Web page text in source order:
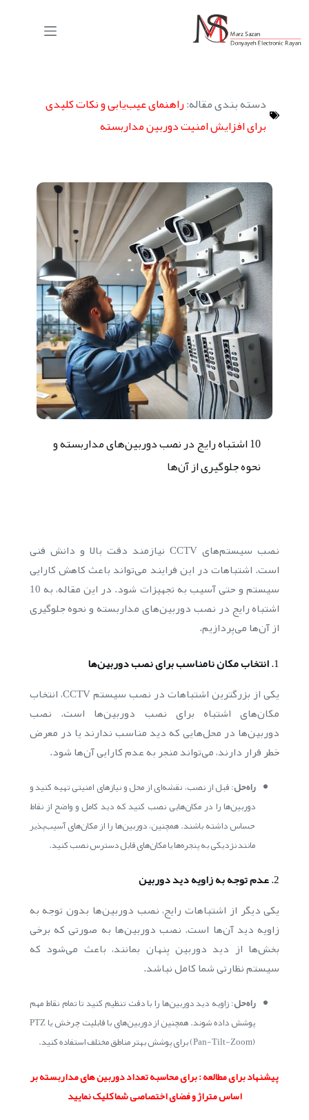
دسته بندی مقاله:راهنمای عیب‌یابی و نکات کلیدی
برای افزایش امنیت دوربین مداربسته
10 اشتباه رایج در نصب دوربین‌های مداربسته و
نحوه جلوگیری از آن‌ها
نصب سیستم‌های CCTV نیازمند دقت بالا و دانش فنی
است. اشتباهات در این فرایند می‌تواند باعث کاهش کارایی
سیستم و حتی آسیب به تجهیزات شود. در این مقاله، به 10
اشتباه رایج در نصب دوربین‌های مداربسته و نحوه جلوگیری
از آن‌ها می‌پردازیم.
1. انتخاب مکان نامناسب برای نصب دوربین‌ها
یکی از بزرگترین اشتباهات در نصب سیستم CCTV، انتخاب
مکان‌های اشتباه برای نصب دوربین‌ها است. نصب
دوربین‌ها در محل‌هایی که دید مناسب ندارند یا در معرض
خطر قرار دارند، می‌تواند منجر به عدم کارایی آن‌ها شود.
راه‌حل: قبل از نصب، نقشه‌ای از محل و نیازهای امنیتی تهیه کنید و
دوربین‌ها را در مکان‌هایی نصب کنید که دید کامل و واضح از نقاط
حساس داشته باشند. همچنین، دوربین‌ها را از مکان‌های آسیب‌پذیر
مانند نزدیکی به پنجره‌ها یا مکان‌های قابل دسترس نصب کنید.
2. عدم توجه به زاویه دید دوربین
یکی دیگر از اشتباهات رایج، نصب دوربین‌ها بدون توجه به
زاویه دید آن‌ها است. نصب دوربین‌ها به صورتی که برخی
بخش‌ها از دید دوربین پنهان بمانند، باعث می‌شود که
سیستم نظارتی شما کامل نباشد.
راه‌حل: زاویه دید دوربین‌ها را با دقت تنظیم کنید تا تمام نقاط مهم
پوشش داده شوند. همچنین از دوربین‌های با قابلیت چرخش یا PTZ
(Pan-Tilt-Zoom) برای پوشش بهتر مناطق مختلف استفاده کنید.
پیشنهاد برای مطالعه : برای محاسبه تعداد دوربین های مداربسته بر
اساس متراژ و فضای اختصاصی شما کلیک نمایید